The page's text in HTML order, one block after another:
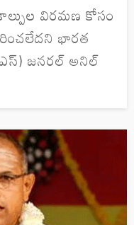
విరమణ కోసం
భారత
జనరల్ అనిల్